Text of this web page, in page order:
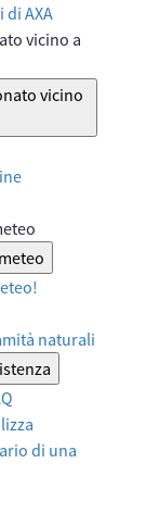
di AXA
vicino a
vicino
naturali
di una